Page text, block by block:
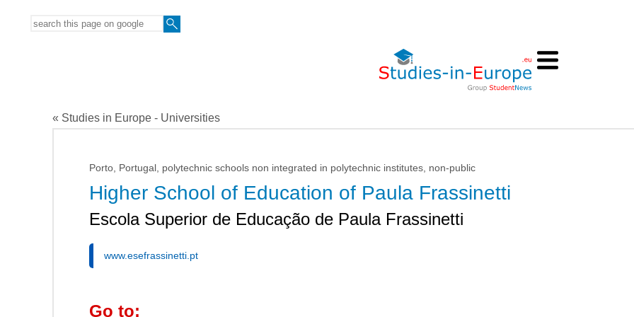
« Studies in Europe - Universities
Porto, Portugal, polytechnic schools non integrated in polytechnic institutes, non-public
Higher School of Education of Paula Frassinetti
Escola Superior de Educação de Paula Frassinetti
www.esefrassinetti.pt
Go to: